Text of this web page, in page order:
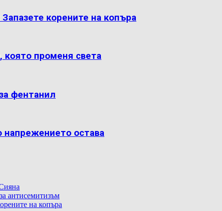
корените на копъра
която променя света
фентанил
напрежението остава
антисемитизъм
на копъра